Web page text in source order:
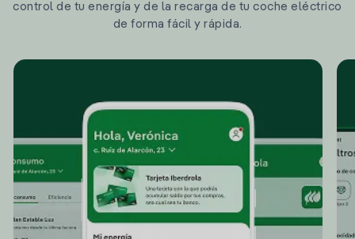
control de tu energía y de la recarga de tu coche eléctrico
de forma fácil y rápida.